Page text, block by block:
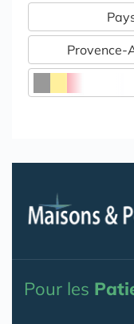
Provence-
Pour les